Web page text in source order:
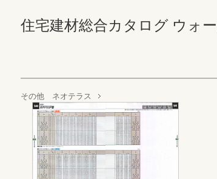
住宅建材総合カタログ ウォ
その他 ネオテラス